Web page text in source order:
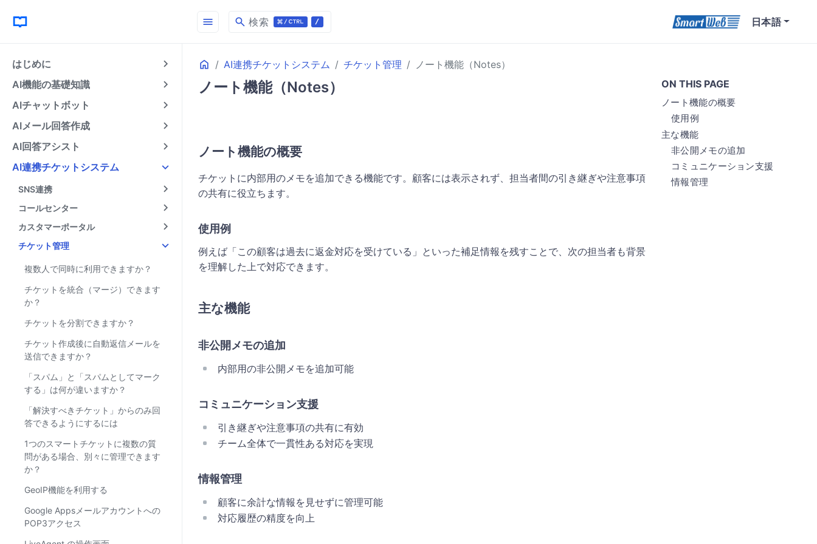
はじめに
AI機能の基礎知識
AIチャットボット
AIメール回答作成
AI回答アシスト
AI連携チケットシステム
SNS連携
コールセンター
カスタマーポータル
チケット管理
複数人で同時に利用できますか？
チケットを統合（マージ）できます
か？
チケットを分割できますか？
チケット作成後に自動返信メールを
送信できますか？
「スパム」と「スパムとしてマーク
する」は何が違いますか？
「解決すべきチケット」からのみ回
答できるようにするには
1つのスマートチケットに複数の質
問がある場合、別々に管理できます
か？
GeoIP機能を利用する
Google Appsメールアカウントへの
POP3アクセス
menu search 検索 日本語
Home AI連携チケットシステム チケット管理
ノート機能（Notes）
ON THIS PAGE
ノート機能の概要
使用例
主な機能
非公開メモの追加
コミュニケーション支援
情報管理
ノート機能（Notes）
ノート機能の概要
チケットに内部用のメモを追加できる機能です。顧客には表示されず、担当者間の引き継ぎや注意事項
の共有に役立ちます。
使用例
例えば「この顧客は過去に返金対応を受けている」といった補足情報を残すことで、次の担当者も背景
を理解した上で対応できます。
主な機能
非公開メモの追加
内部用の非公開メモを追加可能
コミュニケーション支援
引き継ぎや注意事項の共有に有効
チーム全体で一貫性ある対応を実現
情報管理
顧客に余計な情報を見せずに管理可能
対応履歴の精度を向上